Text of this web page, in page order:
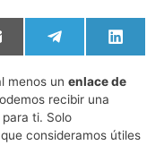
Compartir
en
Telegram
en
menos un enlace de
recibir una
ti. Solo
consideramos útiles